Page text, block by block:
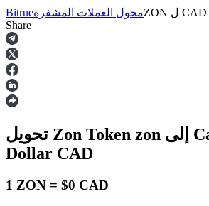
العقود الآجلة
Bitrueمحول العملات المشفرةZON ل CAD
Share
تحويل Zon Token zon
Dollar CAD
1 ZON = $0 CAD